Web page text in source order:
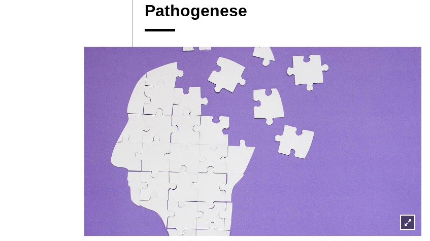
Pathogenese
Lightbox